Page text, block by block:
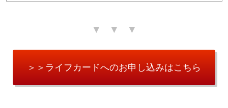
＞＞ライフカードへのお申し込みはこちら